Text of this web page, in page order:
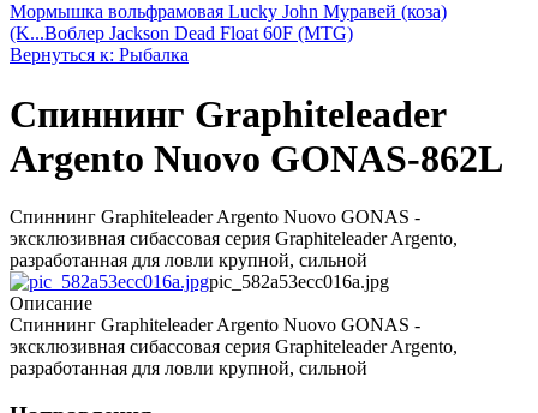
Мормышка вольфрамовая Lucky John Муравей (коза)
(K...Воблер Jackson Dead Float 60F (MTG)
Вернуться к: Рыбалка
Спиннинг Graphiteleader
Argento Nuovo GONAS-862L
Спиннинг Graphiteleader Argento Nuovo GONAS -
эксклюзивная сибассовая серия Graphiteleader Argento,
разработанная для ловли крупной, сильной
pic_582a53ecc016a.jpg
Описание
Спиннинг Graphiteleader Argento Nuovo GONAS -
эксклюзивная сибассовая серия Graphiteleader Argento,
разработанная для ловли крупной, сильной